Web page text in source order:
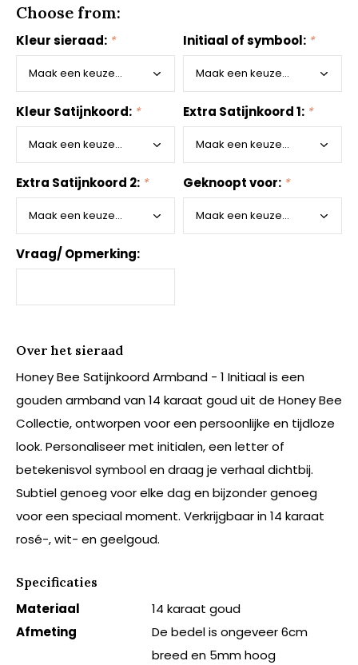
Choose from:
Kleur sieraad: * Initiaal of symbool: *
Kleur Satijnkoord: * Extra Satijnkoord 1: *
Extra Satijnkoord 2: * Geknoopt voor: *
Vraag/ Opmerking:
Over het sieraad
Honey Bee Satijnkoord Armband - 1 Initiaal is een
gouden armband van 14 karaat goud uit de Honey Bee
Collectie, ontworpen voor een persoonlijke en tijdloze
look. Personaliseer met initialen, een letter of
betekenisvol symbool en draag je verhaal dichtbij.
Subtiel genoeg voor elke dag en bijzonder genoeg
voor een speciaal moment. Verkrijgbaar in 14 karaat
rosé-, wit- en geelgoud.
Specificaties
Materiaal
14 karaat goud
Afmeting
De bedel is ongeveer 6cm
breed en 5mm hoog